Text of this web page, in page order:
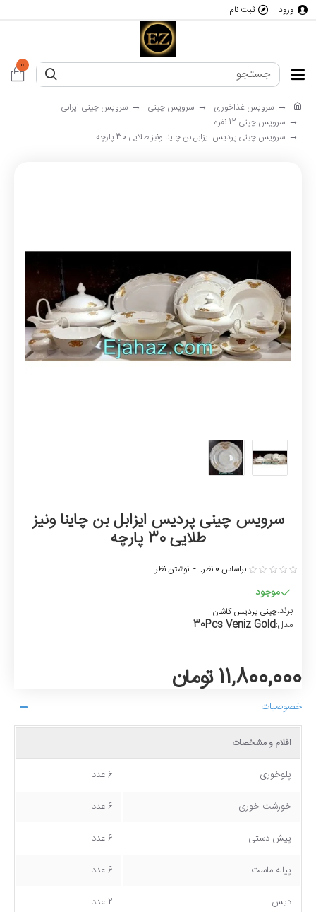
ورود ثبت نام
0
سرویس غذاخوری سرویس چینی
سرویس چینی ایرانی
سرویس چینی 12 نفره
سرویس چینی پردیس ایزابل بن چاینا ونیز طلایی 30 پارچه
سرویس چینی پردیس ایزابل بن چاینا ونیز
طلایی 30 پارچه
موجود
برند:چینی پردیس کاشان
مدل:30Pcs Veniz Gold
براساس 0 نظر. - نوشتن نظر
11,800,000 تومان
خصوصیات
اقلام و مشخصات
پلوخوری 6 عدد
خورشت خوری 6 عدد
پیش دستی 6 عدد
پیاله ماست 6 عدد
دیس 2 عدد